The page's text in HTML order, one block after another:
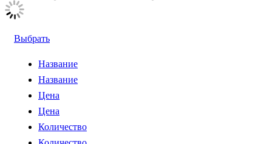
Выбрать
Название
Название
Цена
Цена
Количество